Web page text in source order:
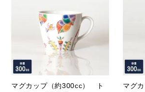
マグカップ（約300cc） ト
マグ